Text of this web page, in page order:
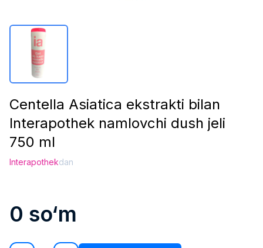
Centella Asiatica ekstrakti bilan
Interapothek namlovchi dush jeli
750 ml
Interapothekdan
0 so‘m